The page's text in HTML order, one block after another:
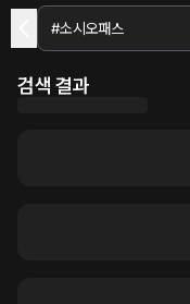
검색 결과